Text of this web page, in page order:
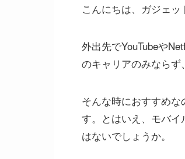
こんにちは、ガジェッ
外出先でYouTubeや
のキャリアのみならず
そんな時におすすめ
す。とはいえ、モバ
はないでしょうか。